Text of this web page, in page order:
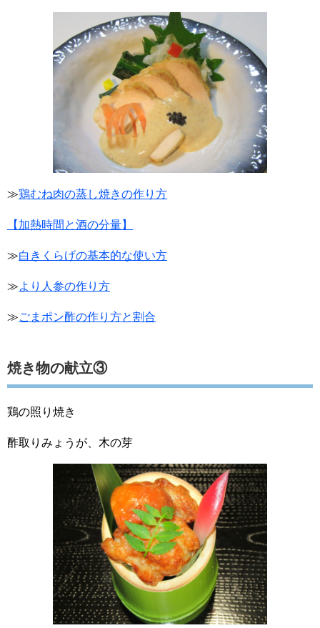
≫鶏むね肉の蒸し焼きの作り方
【加熱時間と酒の分量】
≫白きくらげの基本的な使い方
≫より人参の作り方
≫ごまポン酢の作り方と割合
焼き物の献立③
鶏の照り焼き
酢取りみょうが、木の芽